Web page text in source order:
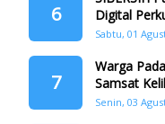
6
Digital
Pemerintah
Sabtu, 01
7
Warga
Samsat
Tangah
Senin, 03